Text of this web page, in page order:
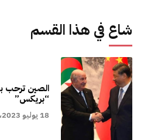
شاع في هذا القسم
الصين ترحب
“بريكس”
18 يوليو 2023، 20:32 مساءً